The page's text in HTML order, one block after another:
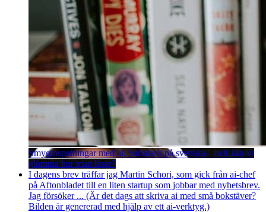
Smyginspelningar med ai, Substack på svenska – och kan vi
glömma hur man läser?
I dagens brev träffar jag Martin Schori, som gick från ai-chef
på Aftonbladet till en liten startup som jobbar med nyhetsbrev.
Jag försöker ... (Är det dags att skriva ai med små bokstäver?
Bilden är genererad med hjälp av ett ai-verktyg.)